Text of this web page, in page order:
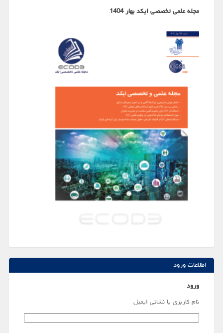
مجله علمی تخصصی ایکد بهار 1404
اطلاعات ورود
ورود
نام کاربری یا نشانی ایمیل